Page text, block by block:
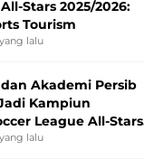
Stars 2025/2026:
Tourism
lalu
dan Akademi Persib
Kampiun
League All-Stars
lalu